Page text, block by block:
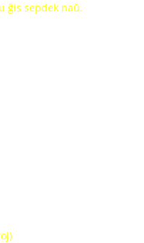
ĝis sepdek naŭ.